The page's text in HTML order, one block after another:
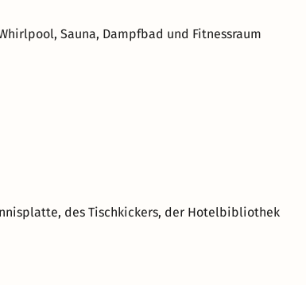
Sauna, Dampfbad und Fitnessraum
des Tischkickers, der Hotelbibliothek